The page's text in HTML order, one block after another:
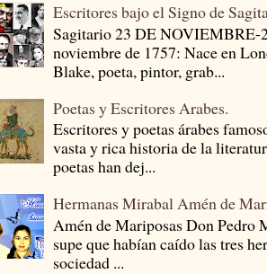
Escritores bajo el Signo de
Sagitario 23 DE
noviembre de 1757: Nace en
Blake, poeta, pintor, grab...
Poetas y Escritores Arabes.
Escritores y poetas árabes
vasta y rica historia de la
poetas han dej...
Hermanas Mirabal Amén de
Amén de Mariposas Don
supe que habían caído las tres
sociedad ...